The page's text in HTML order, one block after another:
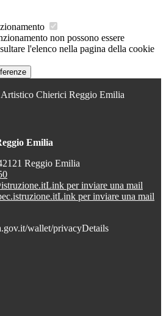
non possono essere
l'elenco nella pagina della cookie
Chierici Reggio Emilia
Emilia
Reggio Emilia
Link per inviare una mail
Link per inviare una mail
wallet/privacyDetails